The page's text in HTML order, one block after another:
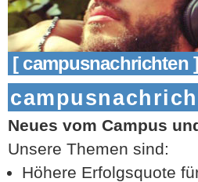
[ campusnachrichten ]
Neues vom Campus
Unsere Themen sind:
Höhere Erfolgsquote